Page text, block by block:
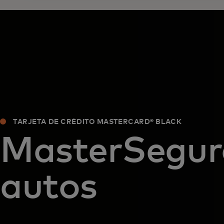
TARJETA DE CRÉDITO MASTERCARD® BLACK
autos